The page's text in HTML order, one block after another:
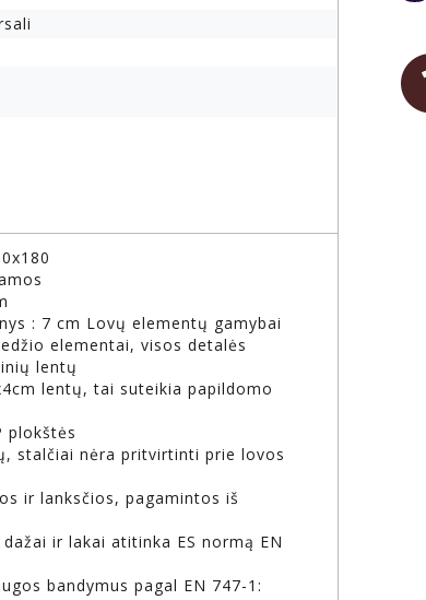
: 7 cm Lovų elementų gamybai
elementai, visos detalės
lentų
lentų, tai suteikia papildomo
plokštės
stalčiai nėra pritvirtinti prie lovos
ir lanksčios, pagamintos iš
ir lakai atitinka ES normą EN
bandymus pagal EN 747-1: